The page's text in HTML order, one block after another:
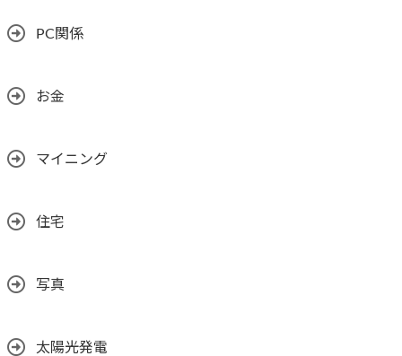
PC関係
お金
マイニング
住宅
写真
太陽光発電